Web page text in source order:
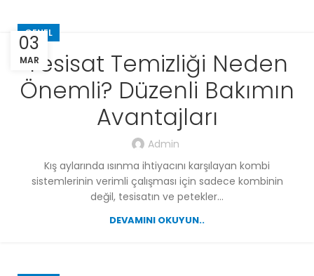
03
MAR
GENEL
Tesisat Temizliği Neden
Önemli? Düzenli Bakımın
Avantajları
Admin
Kış aylarında ısınma ihtiyacını karşılayan kombi
sistemlerinin verimli çalışması için sadece kombinin
değil, tesisatın ve petekler...
DEVAMINI OKUYUN..